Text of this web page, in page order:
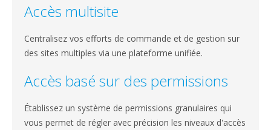
Accès multisite
Centralisez vos efforts de commande et de gestion sur
des sites multiples via une plateforme unifiée.
Accès basé sur des permissions
Établissez un système de permissions granulaires qui
vous permet de régler avec précision les niveaux d'accès